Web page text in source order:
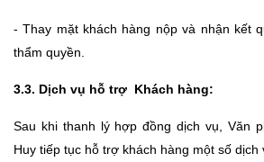
- Thay mặt khách hàng nộp và nhận kết
thẩm quyền.
3.3. Dịch vụ hỗ trợ Khách hàng:
Sau khi thanh lý hợp đồng dịch vụ,
Văn
Huy tiếp tục hỗ trợ khách hàng một số dịch